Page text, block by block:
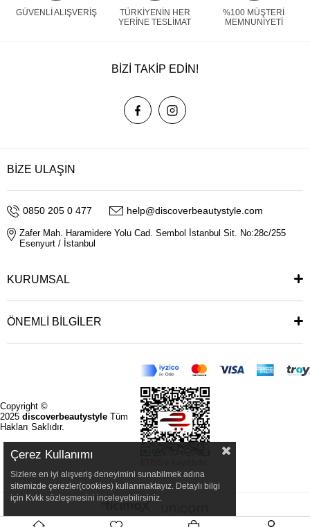
GÜVENLI ALIŞVERIŞ
TÜRKIYENIN HER
YERINE TESLIMAT
%100 MÜŞTERI
MEMNUNIYETI
BİZİ TAKİP EDİN!
BİZE ULAŞIN
0850 205 0 477 help@discoverbeautystyle.com
Zafer Mah. Haramidere Yolu Cad. Sembol İstanbul Sit. No:28c/255
Esenyurt / İstanbul
KURUMSAL
ÖNEMLİ BİLGİLER
Copyright ©
2025 discoverbeautystyle Tüm
Hakları Saklıdır.
Çerez Kullanımı
Sizlere en iyi alışveriş deneyimini sunabilmek adına
sitemizde çerezler(cookies) kullanmaktayız. Detaylı bilgi
için Kvkk sözleşmesini inceleyebilirsiniz.